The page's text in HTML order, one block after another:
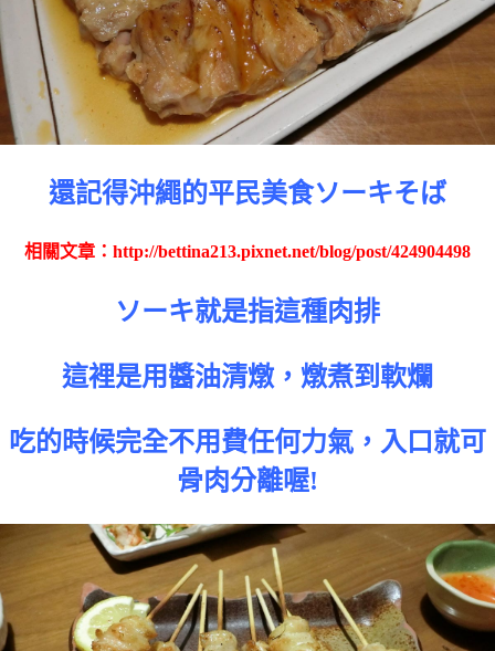
還記得沖繩的平民美食ソーキそば
相關文章： http://bettina213.pixnet.net/blog/post/424904498
ソーキ就是指這種肉排
這裡是用醬油清燉，燉煮到軟爛
吃的時候完全不用費任何力氣，入口就可
骨肉分離喔!